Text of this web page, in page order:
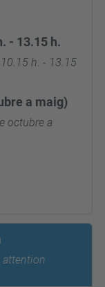
- 13.15 h.
h. - 13.15
a maig)
octubre a